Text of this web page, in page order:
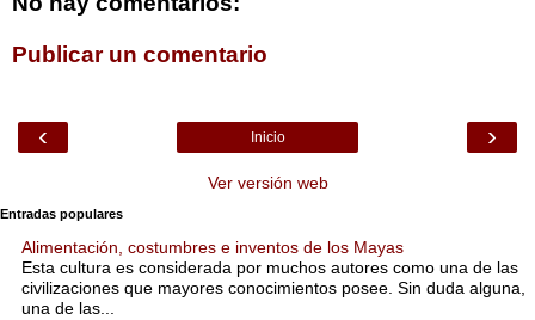
Publicar un comentario
‹ ›
Inicio
Ver versión web
Entradas populares
Alimentación, costumbres e inventos de los Mayas
Esta cultura es considerada por muchos autores como una de las
civilizaciones que mayores conocimientos posee. Sin duda alguna,
una de las...